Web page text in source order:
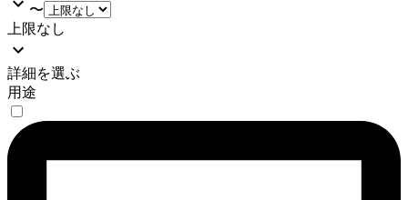
〜
上限なし
詳細を選ぶ
用途